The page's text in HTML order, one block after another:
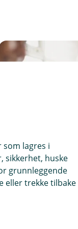
gir
Se hva kundene
fra personlig
lagres i
sikkerhet, huske
grunnleggende
eller trekke tilbake